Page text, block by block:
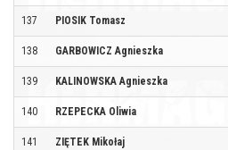
137 PIOSIK Tomasz
138 GARBOWICZ Agnieszka
139 KALINOWSKA Agnieszka
140 RZEPECKA Oliwia
141 ZIĘTEK Mikołaj